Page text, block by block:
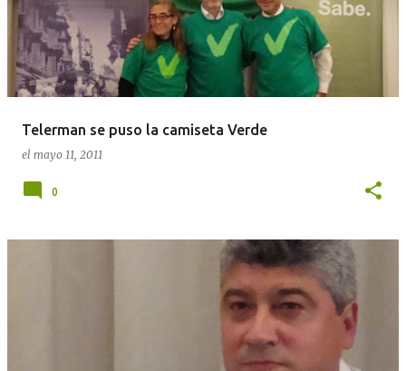
Telerman se puso la camiseta Verde
el mayo 11, 2011
0